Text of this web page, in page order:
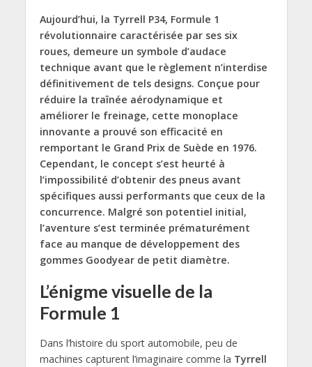
Aujourd’hui, la Tyrrell P34, Formule 1
révolutionnaire caractérisée par ses six
roues, demeure un symbole d’audace
technique avant que le règlement n’interdise
définitivement de tels designs. Conçue pour
réduire la traînée aérodynamique et
améliorer le freinage, cette monoplace
innovante a prouvé son efficacité en
remportant le Grand Prix de Suède en 1976.
Cependant, le concept s’est heurté à
l’impossibilité d’obtenir des pneus avant
spécifiques aussi performants que ceux de la
concurrence. Malgré son potentiel initial,
l’aventure s’est terminée prématurément
face au manque de développement des
gommes Goodyear de petit diamètre.
L’énigme visuelle de la
Formule 1
Dans l’histoire du sport automobile, peu de
machines capturent l’imaginaire comme la Tyrrell